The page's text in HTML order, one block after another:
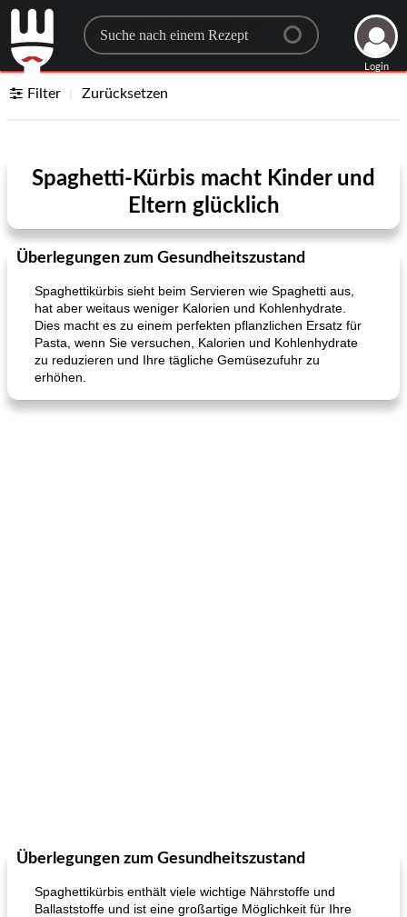
Search for a recipe
Login
Filter Zurücksetzen
Spaghetti-Kürbis macht Kinder und
Eltern glücklich
Überlegungen zum Gesundheitszustand
Spaghettikürbis sieht beim Servieren wie Spaghetti aus,
hat aber weitaus weniger Kalorien und Kohlenhydrate.
Dies macht es zu einem perfekten pflanzlichen Ersatz für
Pasta, wenn Sie versuchen, Kalorien und Kohlenhydrate
zu reduzieren und Ihre tägliche Gemüsezufuhr zu
erhöhen.
Überlegungen zum Gesundheitszustand
Spaghettikürbis enthält viele wichtige Nährstoffe und
Ballaststoffe und ist eine großartige Möglichkeit für Ihre